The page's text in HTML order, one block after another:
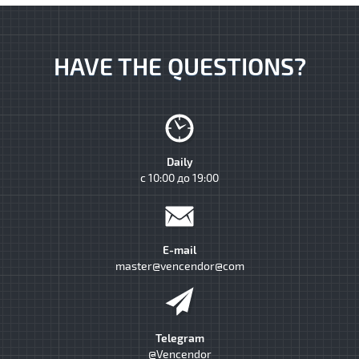
HAVE THE QUESTIONS?
Daily
с 10:00 до 19:00
E-mail
master@vencendor@com
Telegram
@Vencendor